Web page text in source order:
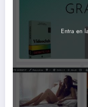
Entra en